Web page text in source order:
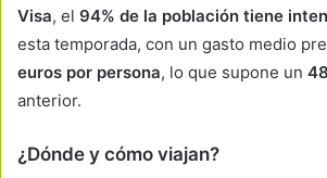
Visa, el 94% de la población tiene
esta temporada, con un gasto medio
euros por persona, lo que supone un
anterior.
¿Dónde y cómo viajan?